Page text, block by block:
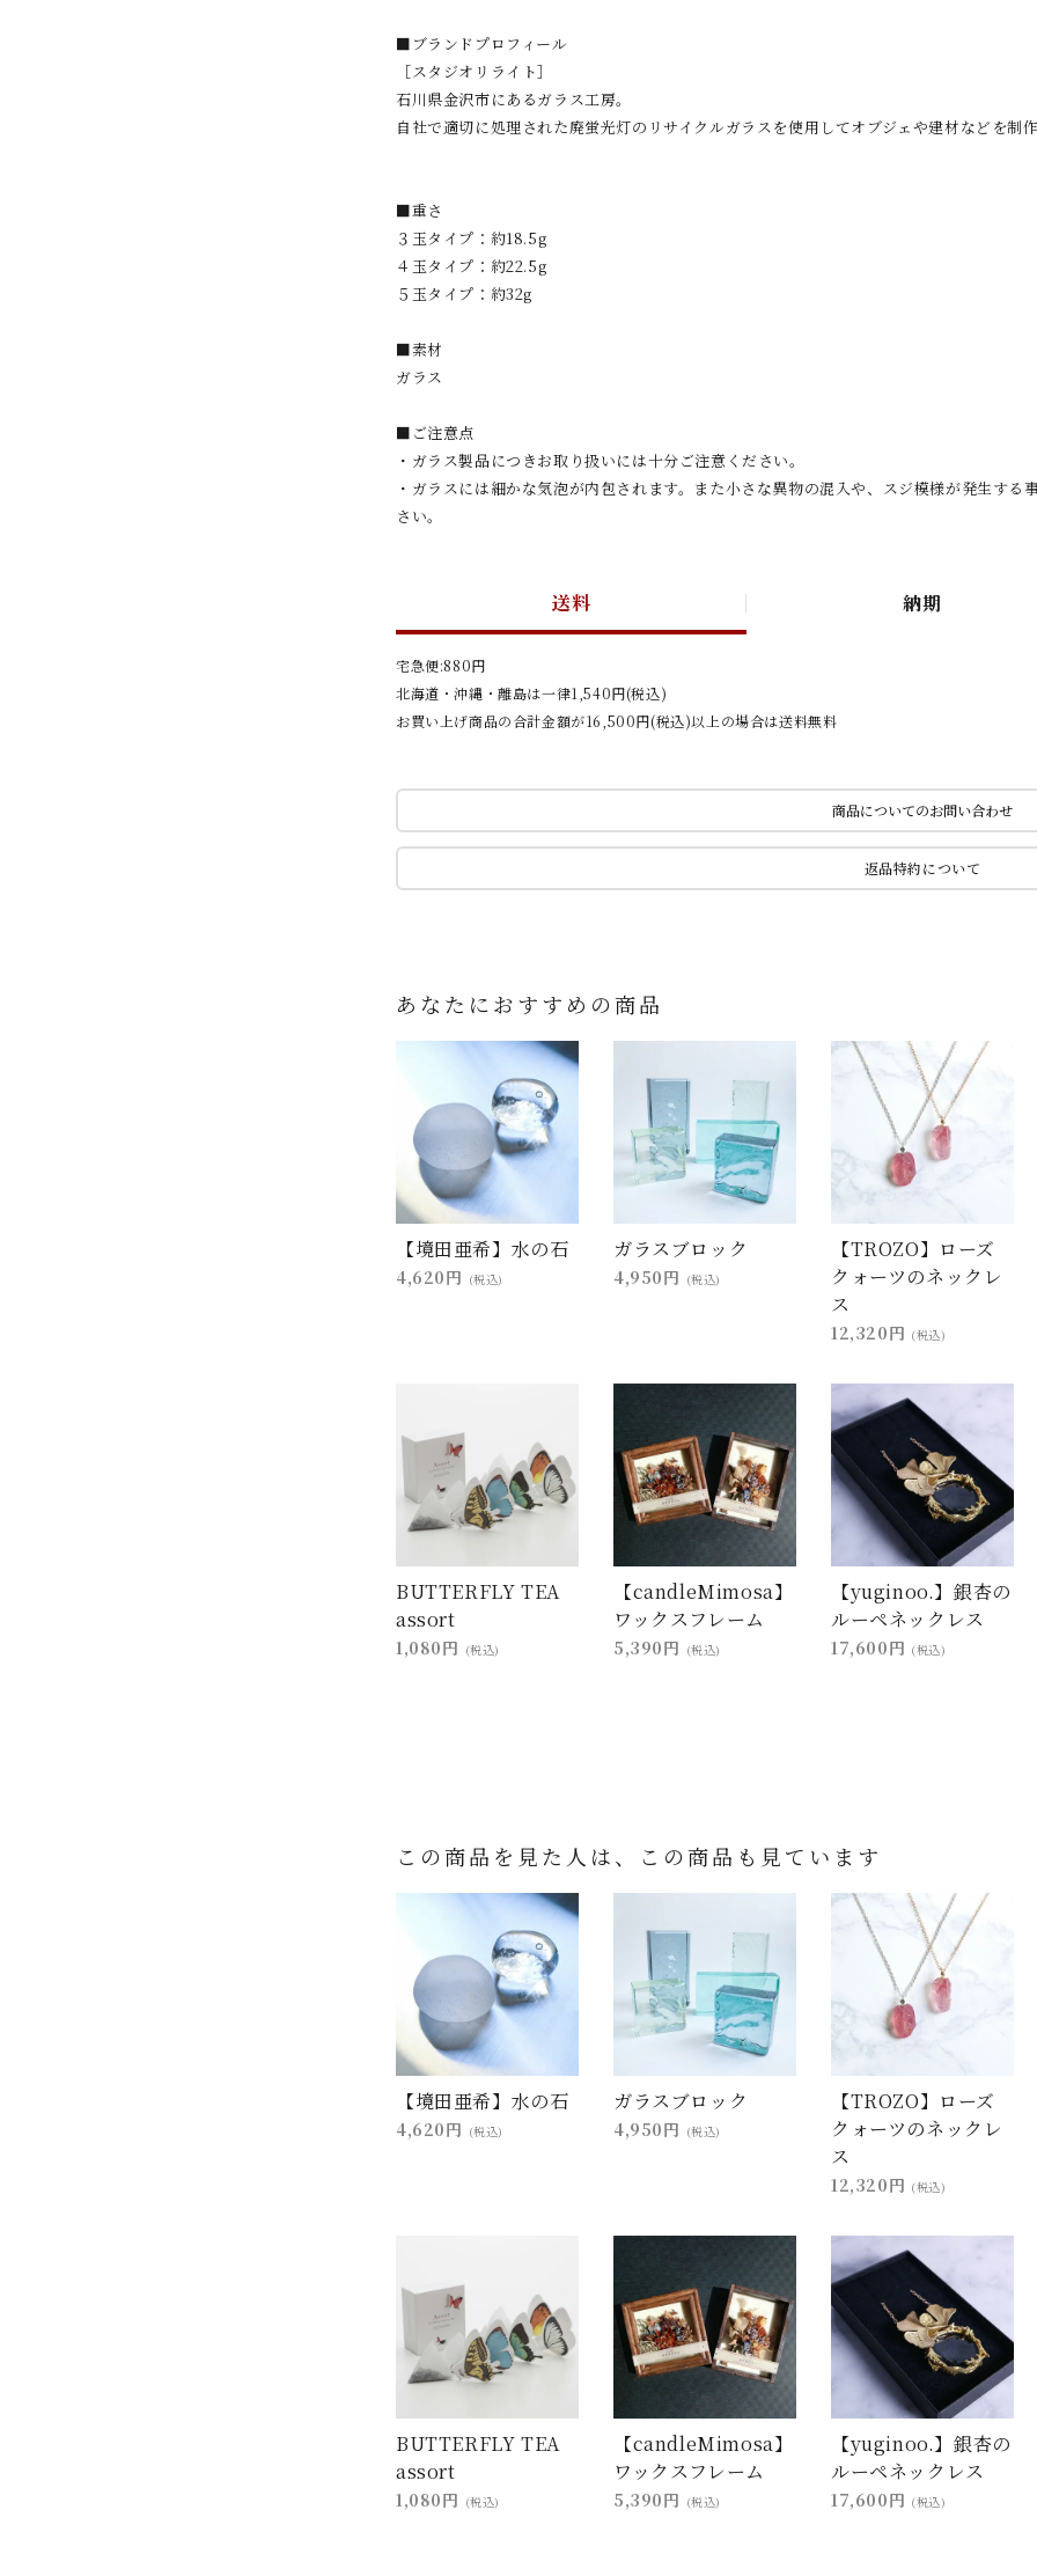
■ブランドプロフィール
［スタジオリライト］
石川県金沢市にあるガラス工房。
自社で適切に処理された廃蛍光灯のリサイクルガラスを使用してオブジェや建材などを制
■重さ
３玉タイプ：約18.5g
４玉タイプ：約22.5g
５玉タイプ：約32g
■素材
ガラス
■ご注意点
・ガラス製品につきお取り扱いには十分ご注意ください。
・ガラスには細かな気泡が内包されます。また小さな異物の混入や、スジ模様が発生す
さい。
送料 納期
宅急便:880円
北海道・沖縄・離島は一律1,540円(税込)
お買い上げ商品の合計金額が16,500円(税込)以上の場合は送料無料
商品についてのお問い合わせ
返品特約について
あなたにおすすめの商品
【境田亜希】水の石
4,620円 (税込)
ガラスブロック
4,950円 (税込)
【TROZO】ローズ
クォーツのネックレ
ス
12,320円 (税込)
BUTTERFLY TEA
assort
1,080円 (税込)
【candleMimosa】
ワックスフレーム
5,390円 (税込)
【yuginoo.】銀杏の
ルーペネックレス
17,600円 (税込)
この商品を見た人は、この商品も見ています
【境田亜希】水の石
4,620円 (税込)
ガラスブロック
4,950円 (税込)
【TROZO】ローズ
クォーツのネックレ
ス
12,320円 (税込)
BUTTERFLY TEA
assort
1,080円 (税込)
【candleMimosa】
ワックスフレーム
5,390円 (税込)
【yuginoo.】銀杏の
ルーペネックレス
17,600円 (税込)